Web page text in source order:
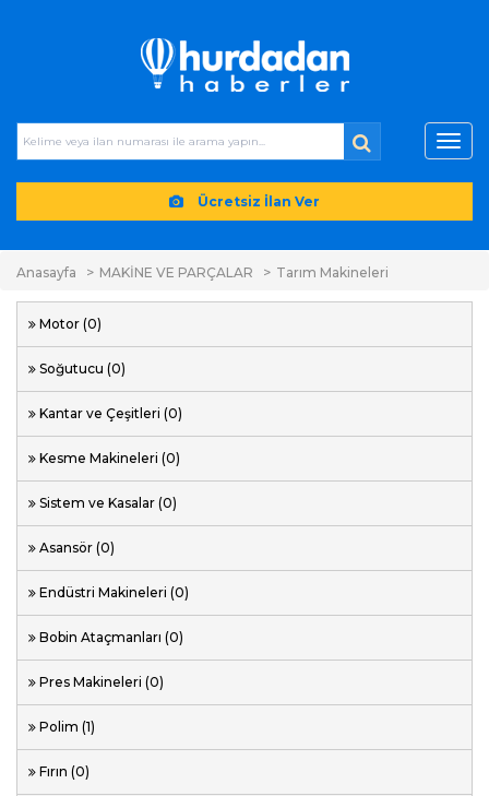
Ücretsiz İlan Ver
Anasayfa MAKİNE VE PARÇALAR Tarım Makineleri
Motor (0)
Soğutucu (0)
Kantar ve Çeşitleri (0)
Kesme Makineleri (0)
Sistem ve Kasalar (0)
Asansör (0)
Endüstri Makineleri (0)
Bobin Ataçmanları (0)
Pres Makineleri (0)
Polim (1)
Fırın (0)